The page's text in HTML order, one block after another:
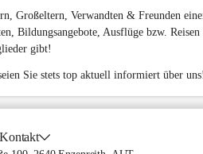
Großeltern, Verwandten & Freunden
Bildungsangebote, Ausflüge bzw. Reisen
gibt!
Sie stets top aktuell informiert über
Kontakt